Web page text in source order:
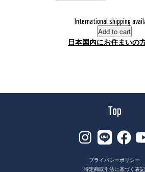
International shipping
Add to cart
日本国内にお住まいの
Top
プライバシーポリシー
特定商取引法に基づく表記